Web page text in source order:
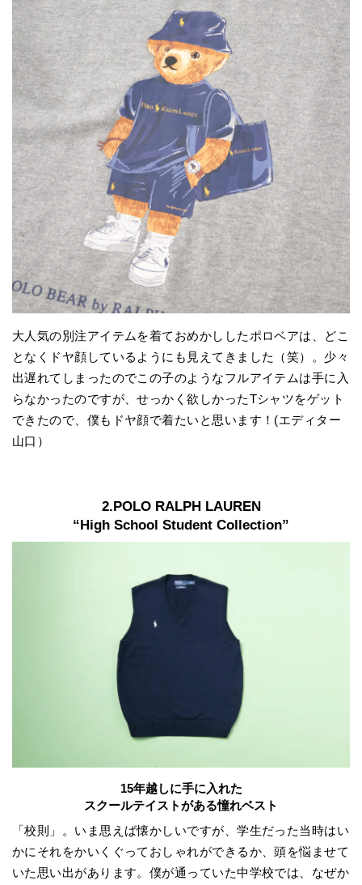
大人気の別注アイテムを着ておめかししたポロベアは、どこ
となくドヤ顔しているようにも見えてきました（笑）。少々
出遅れてしまったのでこの子のようなフルアイテムは手に入
らなかったのですが、せっかく欲しかったTシャツをゲット
できたので、僕もドヤ顔で着たいと思います！(エディター
山口）
2.POLO RALPH LAUREN
“High School Student Collection”
15年越しに手に入れた
スクールテイストがある憧れベスト
「校則」。いま思えば懐かしいですが、学生だった当時はい
かにそれをかいくぐっておしゃれができるか、頭を悩ませて
いた思い出があります。僕が通っていた中学校では、なぜか